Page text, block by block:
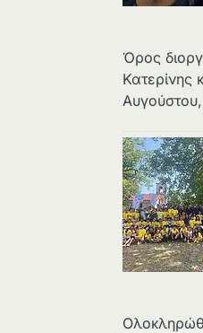
Όρος
Κατερίνης